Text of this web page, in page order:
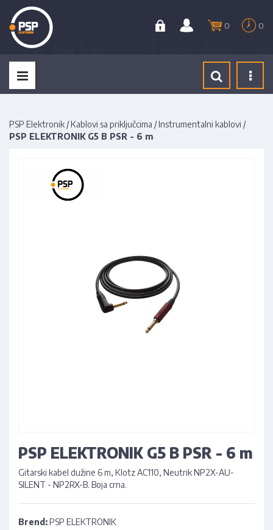
0 0
PSP Elektronik /Kablovi sa priključcima /Instrumentalni kablovi /
PSP ELEKTRONIK G5 B PSR - 6 m
PSP ELEKTRONIK G5 B PSR - 6 m
Gitarski kabel dužine 6 m, Klotz AC110, Neutrik NP2X-AU-
SILENT - NP2RX-B. Boja crna.
Brend:PSP ELEKTRONIK